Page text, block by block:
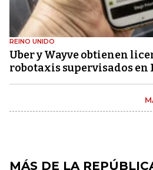
REINO UNIDO
Uber y Wayve obtienen
robotaxis supervisados ​​en
MÁS DE LA